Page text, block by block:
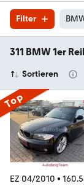
Filter
311 BMW 1er
Sortieren
Top
EZ 04/2010 •